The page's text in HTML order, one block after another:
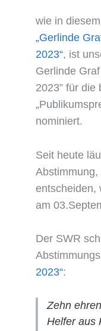
wie in
„Gerlinde
2023“, ist
Gerlinde
2023” für die
nominiert.
Seit heute
entscheiden,
am
Der SWR
2023“:
Zehn
Helfer aus